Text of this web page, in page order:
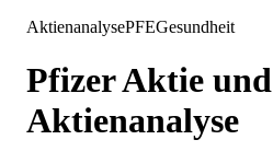
AktienanalysePFEGesundheit
PfizerAktie und
Aktienanalyse